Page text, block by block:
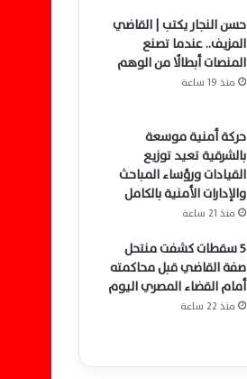
حسن النجار يكتب | القاضي
المزيف.. عندما تصنع
المنصات أبطالًا من الوهم
منذ 19 ساعة
حركة أمنية موسعة
بالشرقية تعيد توزيع
القيادات ورؤساء المباحث
والإدارات الأمنية بالكامل
منذ 21 ساعة
5 سقطات كشفت منتحل
صفة القاضي قبل محاكمته
أمام القضاء المصري اليوم
منذ 22 ساعة